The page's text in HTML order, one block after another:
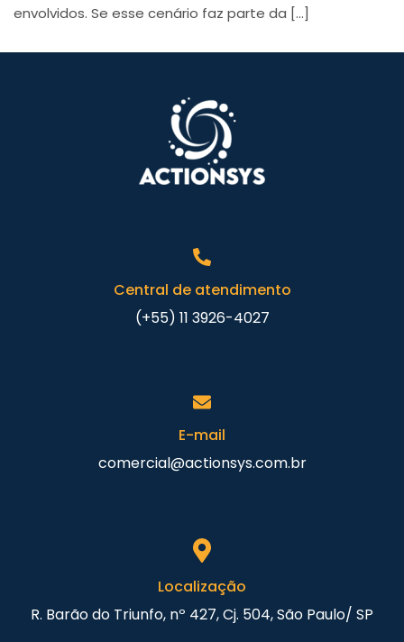
envolvidos. Se esse cenário faz parte da […]
Central de atendimento
(+55) 11 3926-4027
E-mail
comercial@actionsys.com.br
Localização
R. Barão do Triunfo, nº 427, Cj. 504, São Paulo/ SP